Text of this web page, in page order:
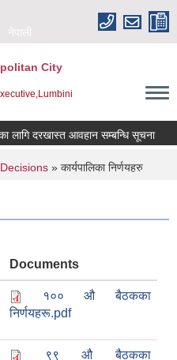
नेपाली
City
दरखास्त आवहान सम्बन्धि सूचना
Decisions » कार्यपालिका निर्णयहरु
Documents
१०० औ बैठकका
निर्णयहरू.pdf
९९ औ बैठकका